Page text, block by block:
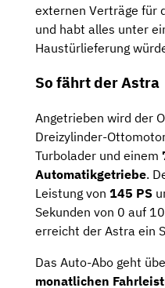
externen Verträge für
und habt alles unter
Haustürlieferung
So fährt der Astra
Angetrieben wird der
Dreizylinder-
Turbolader und einem
Automatikgetriebe.
Leistung von 145 PS
Sekunden von 0 auf
erreicht der Astra ein
Das Auto-Abo geht
monatlichen